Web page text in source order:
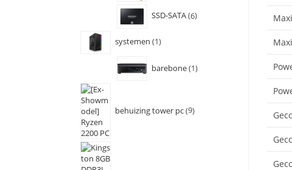
SSD-SATA 6
systemen 1
barebone 1
behuizing tower pc 9